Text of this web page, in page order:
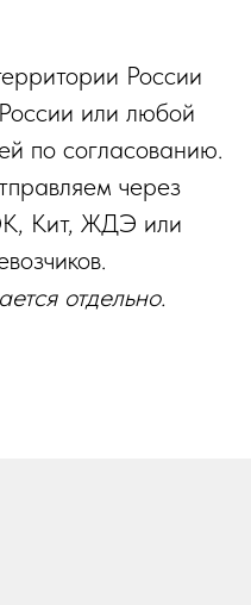
России
или любой
по согласованию.
через
Кит, ЖДЭ или
отдельно.